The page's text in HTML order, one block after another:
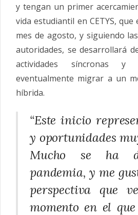
y tengan un primer
vida estudiantil en CETYS,
mes de agosto, y siguiendo
autoridades, se desarrollará
actividades síncronas y
eventualmente migrar a un
híbrida.
“Este inicio
y oportunidades
Mucho se ha
pandemia, y me
perspectiva que
momento en el